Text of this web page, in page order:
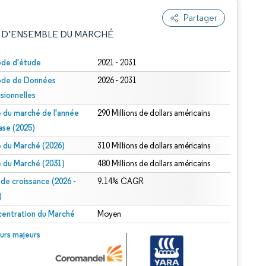
Partager
DU MARCHÉ
d'étude 2021 - 2031
de Données
2026 - 2031
du marché de l'année
(2025)
290 Millions de dollars américains
du Marché (2026) 310 Millions de dollars américains
du Marché (2031) 480 Millions de dollars américains
croissance (2026 -
9.14% CAGR
du Marché Moyen
majeurs
© Mordor Intelligence. La réutilisation nécessite une attribution sous CC BY 4.0.
sous CC BY 4.0.